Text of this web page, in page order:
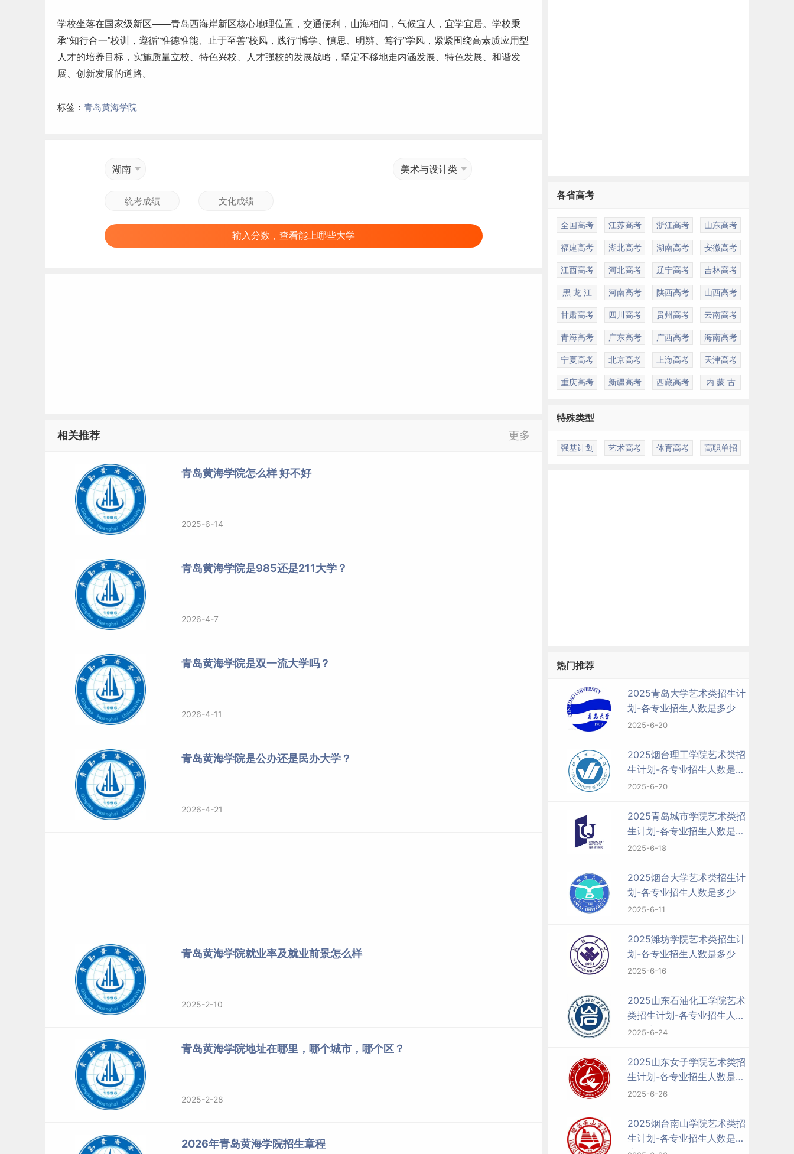
学校坐落在国家级新区——青岛西海岸新区核心地理位置，交通便利，山海相间，气候宜人，宜学宜居。学校秉
承“知行合一”校训，遵循“惟德惟能、止于至善”校风，践行“博学、慎思、明辨、笃行”学风，紧紧围绕高素质应用型
人才的培养目标，实施质量立校、特色兴校、人才强校的发展战略，坚定不移地走内涵发展、特色发展、和谐发
展、创新发展的道路。
标签： 青岛黄海学院
湖南 美术与设计类
输入分数，查看能上哪些大学
相关推荐 更多
青岛黄海学院怎么样 好不好
2025-6-14
青岛黄海学院是985还是211大学？
2026-4-7
青岛黄海学院是双一流大学吗？
2026-4-11
青岛黄海学院是公办还是民办大学？
2026-4-21
青岛黄海学院就业率及就业前景怎么样
2025-2-10
青岛黄海学院地址在哪里，哪个城市，哪个区？
2025-2-28
2026年青岛黄海学院招生章程
各省高考
全国高考 江苏高考 浙江高考 山东高考
福建高考 湖北高考 湖南高考 安徽高考
江西高考 河北高考 辽宁高考 吉林高考
黑 龙 江 河南高考 陕西高考 山西高考
甘肃高考 四川高考 贵州高考 云南高考
青海高考 广东高考 广西高考 海南高考
宁夏高考 北京高考 上海高考 天津高考
重庆高考 新疆高考 西藏高考 内 蒙 古
特殊类型
强基计划 艺术高考 体育高考 高职单招
热门推荐
2025青岛大学艺术类招生计
划-各专业招生人数是多少
2025-6-20
2025烟台理工学院艺术类招
生计划-各专业招生人数是多
少
2025-6-20
2025青岛城市学院艺术类招
生计划-各专业招生人数是多
少
2025-6-18
2025烟台大学艺术类招生计
划-各专业招生人数是多少
2025-6-11
2025潍坊学院艺术类招生计
划-各专业招生人数是多少
2025-6-16
2025山东石油化工学院艺术
类招生计划-各专业招生人数
是多少
2025-6-24
2025山东女子学院艺术类招
生计划-各专业招生人数是多
少
2025-6-26
2025烟台南山学院艺术类招
生计划-各专业招生人数是多